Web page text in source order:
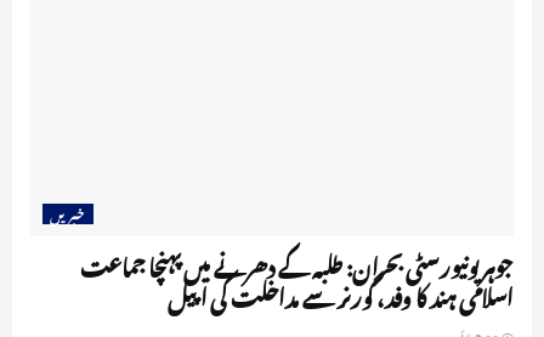
خبریں
جوہر یونیورسٹی بحران: طلبہ کے دھرنے میں پہنچا جماعت
اسلامی ہند کا وفد، گورنر سے مداخلت کی اپیل